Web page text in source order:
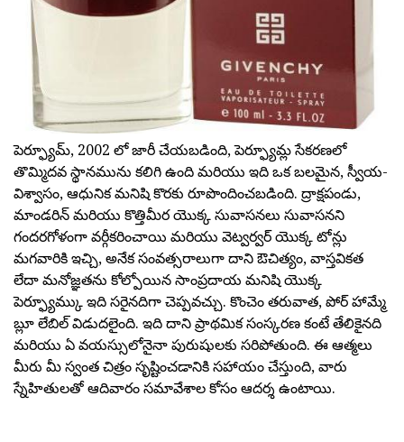
పెర్ఫ్యూమ్, 2002 లో జారీ చేయబడింది, పెర్ఫ్యూమ్ల సేకరణలో
తొమ్మిదవ స్థానమును కలిగి ఉంది మరియు ఇది ఒక బలమైన, స్వీయ-
విశ్వాసం, ఆధునిక మనిషి కొరకు రూపొందించబడింది. ద్రాక్షపండు,
మాండరిన్ మరియు కొత్తిమీర యొక్క సువాసనలు సువాసనని
గందరగోళంగా వర్గీకరించాయి మరియు వెట్వర్వర్ యొక్క టోన్లు
మగవారికి ఇచ్చి, అనేక సంవత్సరాలుగా దాని ఔచిత్యం, వాస్తవికత
లేదా మనోజ్ఞతను కోల్పోయిన సాంప్రదాయ మనిషి యొక్క
పెర్ఫ్యూమ్కు ఇది సరైనదిగా చెప్పవచ్చు. కొంచెం తరువాత, పోర్ హామ్మే
బ్లూ లేబిల్ విడుదలైంది. ఇది దాని ప్రాథమిక సంస్కరణ కంటే తేలికైనది
మరియు ఏ వయస్సులోనైనా పురుషులకు సరిపోతుంది. ఈ ఆత్మలు
మీరు మీ స్వంత చిత్రం సృష్టించడానికి సహాయం చేస్తుంది, వారు
స్నేహితులతో ఆదివారం సమావేశాల కోసం ఆదర్శ ఉంటాయి.